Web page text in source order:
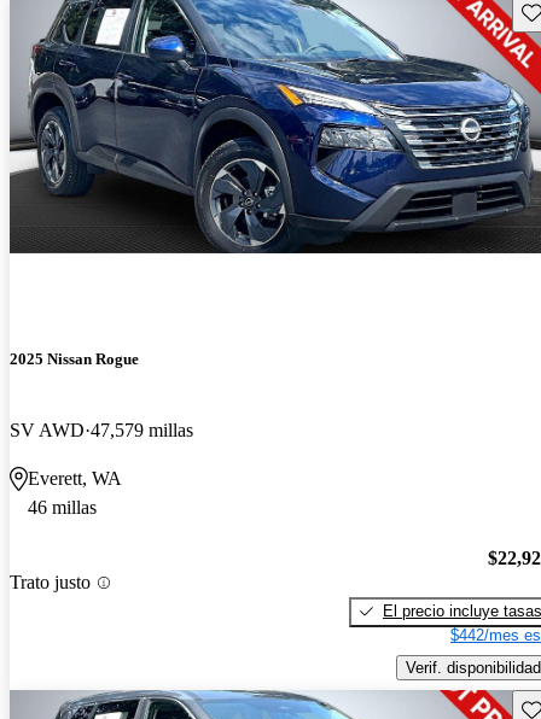
2025 Nissan Rogue
SV AWD 47,579 millas
Everett, WA
46 millas
Trato justo
El precio incluye tasas
$442/mes
Verif. disponibilidad